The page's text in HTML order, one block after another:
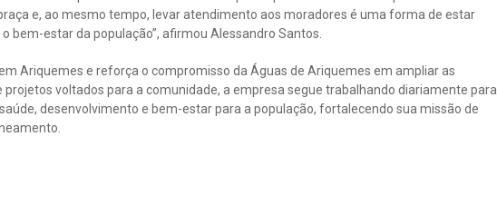
e, ao mesmo tempo, levar atendimento aos moradores é uma forma de estar
bem-estar da população”, afirmou Alessandro Santos.
Ariquemes e reforça o compromisso da Águas de Ariquemes em ampliar as
projetos voltados para a comunidade, a empresa segue trabalhando diariamente para
desenvolvimento e bem-estar para a população, fortalecendo sua missão de